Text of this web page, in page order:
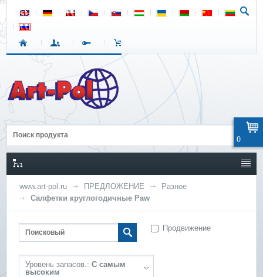
www.art-pol.ru ПРЕДЛОЖЕНИЕ
Разное
Салфетки круглогодичные Paw
Продвижение
Уровень запасов.: С самым
высоким
0